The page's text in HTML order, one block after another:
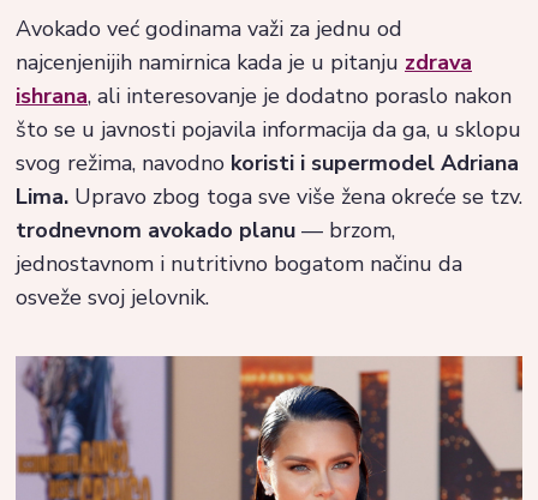
Avokado već godinama važi za jednu od
najcenjenijih namirnica kada je u pitanju zdrava
ishrana, ali interesovanje je dodatno poraslo nakon
što se u javnosti pojavila informacija da ga, u sklopu
svog režima, navodno koristi i supermodel Adriana
Lima. Upravo zbog toga sve više žena okreće se tzv.
trodnevnom avokado planu — brzom,
jednostavnom i nutritivno bogatom načinu da
osveže svoj jelovnik.